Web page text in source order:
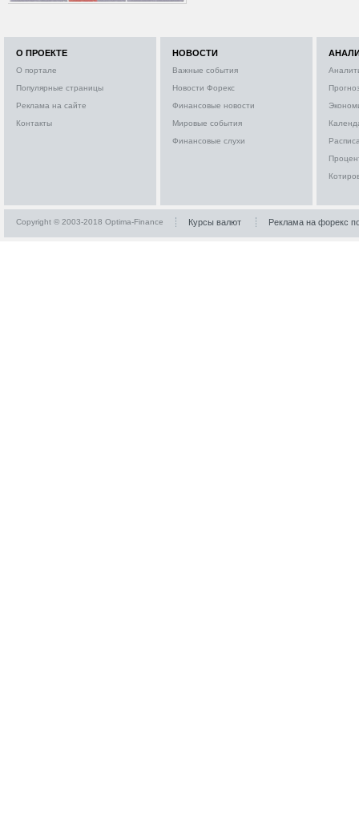
О ПРОЕКТЕ
О портале
Популярные страницы
Реклама на сайте
Контакты
НОВОСТИ
Важные события
Новости Форекс
Финансовые новости
Мировые события
Финансовые слухи
Copyright © 2003-2018 Optima-Finance Курсы валют Реклама на форекс